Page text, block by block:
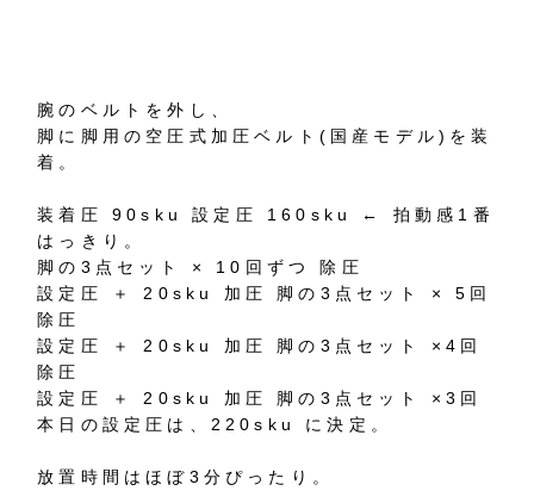
腕のベルトを外し、
脚に脚用の空圧式加圧ベルト(国産モデル)を装
着。
装着圧 90sku 設定圧 160sku ← 拍動感1番
はっきり。
脚の3点セット × 10回ずつ 除圧
設定圧 ＋ 20sku 加圧 脚の3点セット × 5回
除圧
設定圧 ＋ 20sku 加圧 脚の3点セット ×4回
除圧
設定圧 ＋ 20sku 加圧 脚の3点セット ×3回
本日の設定圧は、220sku に決定。
放置時間はほぼ3分ぴったり。